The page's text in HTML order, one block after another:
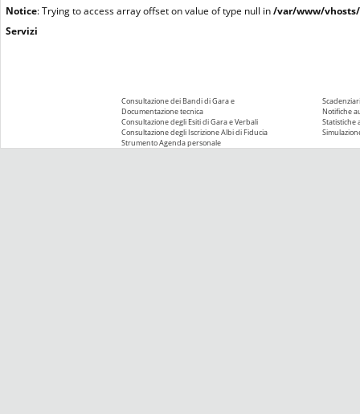
Notice: Trying to access array offset on value of type null in/var/www/
Servizi
Consultazione dei Bandi di Gara e
Documentazione tecnica
Consultazione degli Esiti di Gara e Verbali
Consultazione degli Iscrizione Albi di Fiducia
Strumento Agenda personale
Notifiche
Statistiche